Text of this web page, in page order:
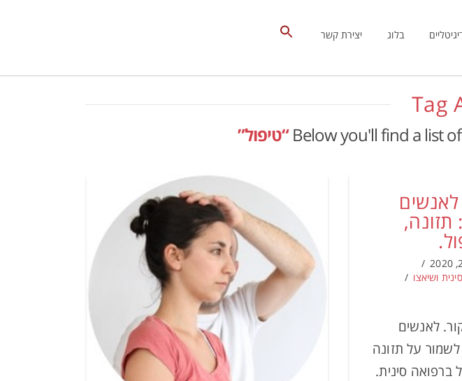
בלוג יצירת קשר
Search
for:
Search Button
Tag
Below you'll find a list “טיפול”
תזונה,
ושיאצו
לאנשים
על תזונה
ברפואה סינית.